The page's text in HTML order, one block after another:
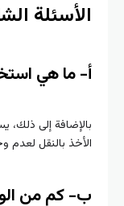
الأسئلة
أ- ما هي
بالإضافة إلى ذلك،
الأخذ بالنقل لعدم
ب- كم من